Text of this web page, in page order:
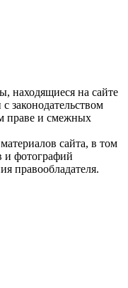
находящиеся на сайте
законодательством
праве и смежных
сайта, в том
и фотографий
правообладателя.